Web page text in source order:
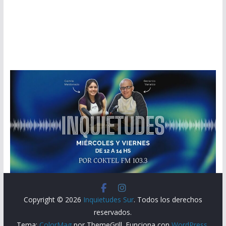
Copyright © 2026 Inquietudes Sur. Todos los derechos
reservados.